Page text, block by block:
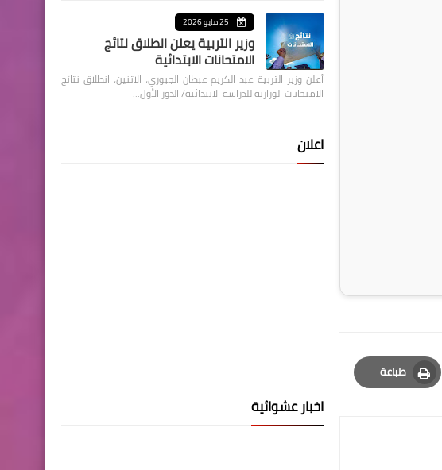
طباعة
Print
25 مايو 2026
وزير التربية يعلن انطلاق نتائج
الامتحانات الابتدائية
أعلن وزير التربية عبد الكريم عبطان الجبوري، الاثنين، انطلاق نتائج
الامتحانات الوزارية للدراسة الابتدائية/ الدور الأول…
اعلان
اخبار عشوائية